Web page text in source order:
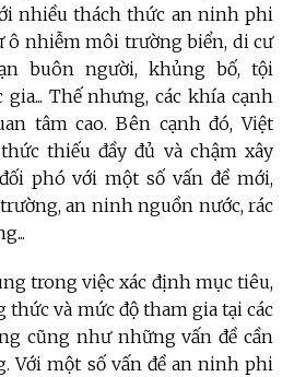
nhiều thách thức an ninh phi
ô nhiễm môi trường biển, di cư
buôn người, khủng bố, tội
Thế nhưng, các khía cạnh
tâm cao. Bên cạnh đó, Việt
thiếu đầy đủ và chậm xây
phó với một số vấn đề mới,
an ninh nguồn nước, rác
trong việc xác định mục tiêu,
thức và mức độ tham gia tại các
cũng như những vấn đề cần
Với một số vấn đề an ninh phi